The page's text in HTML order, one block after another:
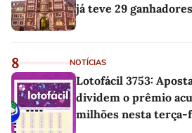
já teve 29
8 NOTÍCIAS
Lotofácil 3753:
dividem o prêmio
milhões nesta terça-